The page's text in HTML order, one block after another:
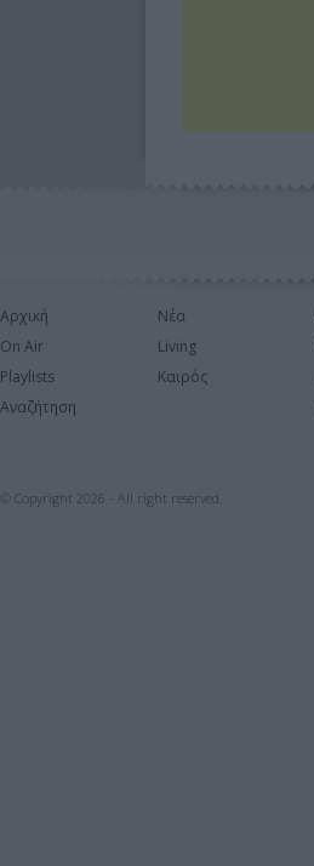
Αρχική
On Air
Playlists
Αναζήτηση
Νέα
Living
Καιρός
© Copyright 2026 - All right reserved.